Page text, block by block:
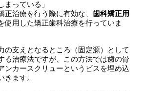
まっている」
正治療を行う際に有効な、 歯科矯正用
使用した矯正歯科治療を行っていま
の支えとなるところ（固定源）として
る治療法ですが、この方法では歯の骨
ンカースクリューというビスを埋め込
きます。